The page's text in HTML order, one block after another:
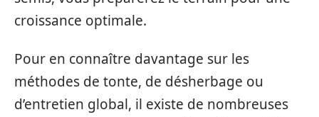
croissance optimale.
Pour en connaître davantage sur les
méthodes de tonte, de désherbage ou
d’entretien global, il existe de nombreuses